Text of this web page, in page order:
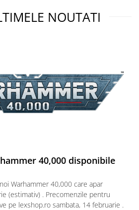
NOUTATI
40,000 disponibile
Warhammer 40,000 care apar
(estimativ) . Precomenzile pentru
pe lexshop.ro sambata, 14 februarie .